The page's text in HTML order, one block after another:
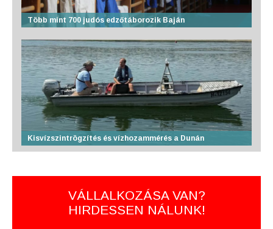
Több mint 700 judós edzőtáborozik Baján
Kisvízszintrögzítés és vízhozammérés a Dunán
VÁLLALKOZÁSA VAN?
HIRDESSEN NÁLUNK!